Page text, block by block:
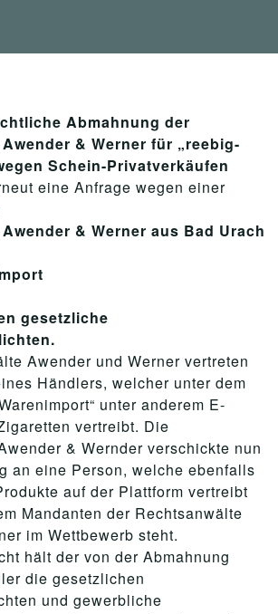
Abmahnung der
& Werner für „reebig-
Schein-Privatverkäufen
eine Anfrage wegen einer
& Werner aus Bad Urach
gesetzliche
Awender und Werner vertreten
Händlers, welcher unter dem
unter anderem E-
vertreibt. Die
& Wernder verschickte nun
an eine Person, welche ebenfalls
auf der Plattform vertreibt
Mandanten der Rechtsanwälte
im Wettbewerb steht.
hält der von der Abmahnung
die gesetzlichen
und gewerbliche